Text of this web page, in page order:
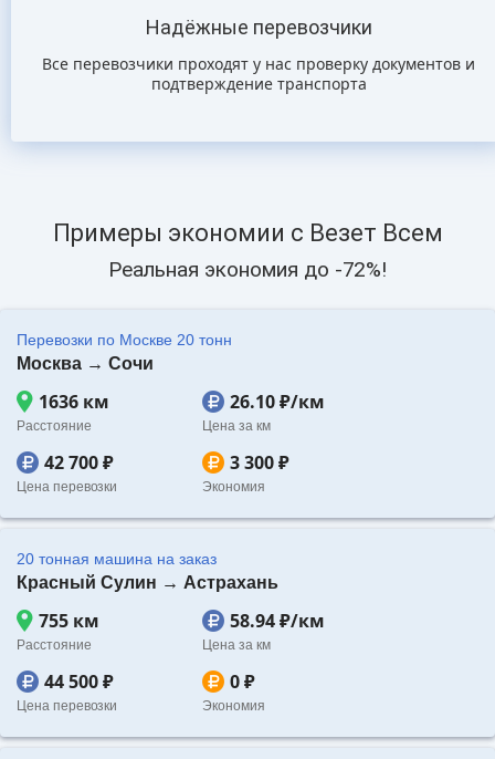
Надёжные перевозчики
Все перевозчики проходят у нас проверку документов и
подтверждение транспорта
Примеры экономии с Везет Всем
Реальная экономия до -72%!
Перевозки по Москве 20 тонн
Москва → Сочи
1636 км
Расстояние
26.10 ₽/км
Цена за км
42 700 ₽
Цена перевозки
3 300 ₽
Экономия
20 тонная машина на заказ
Красный Сулин → Астрахань
755 км
Расстояние
58.94 ₽/км
Цена за км
44 500 ₽
Цена перевозки
0 ₽
Экономия